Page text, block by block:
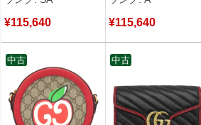
【中古】新品同様品
¥115,640 ¥115,640
中古 中古